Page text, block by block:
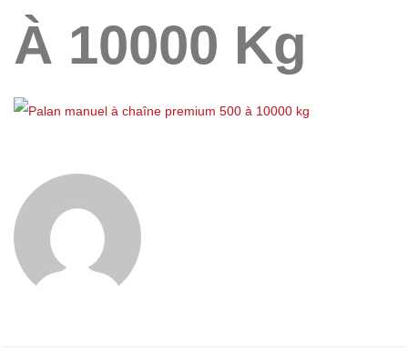
À 10000 Kg